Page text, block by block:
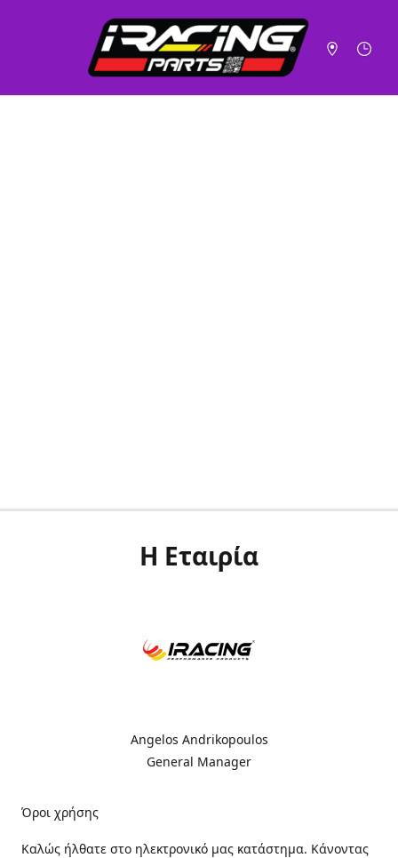
Η Εταιρία
Angelos Andrikopoulos
General Manager
Όροι χρήσης
Καλώς ήλθατε στo ηλεκτρονικό μας κατάστημα. Κάνοντας